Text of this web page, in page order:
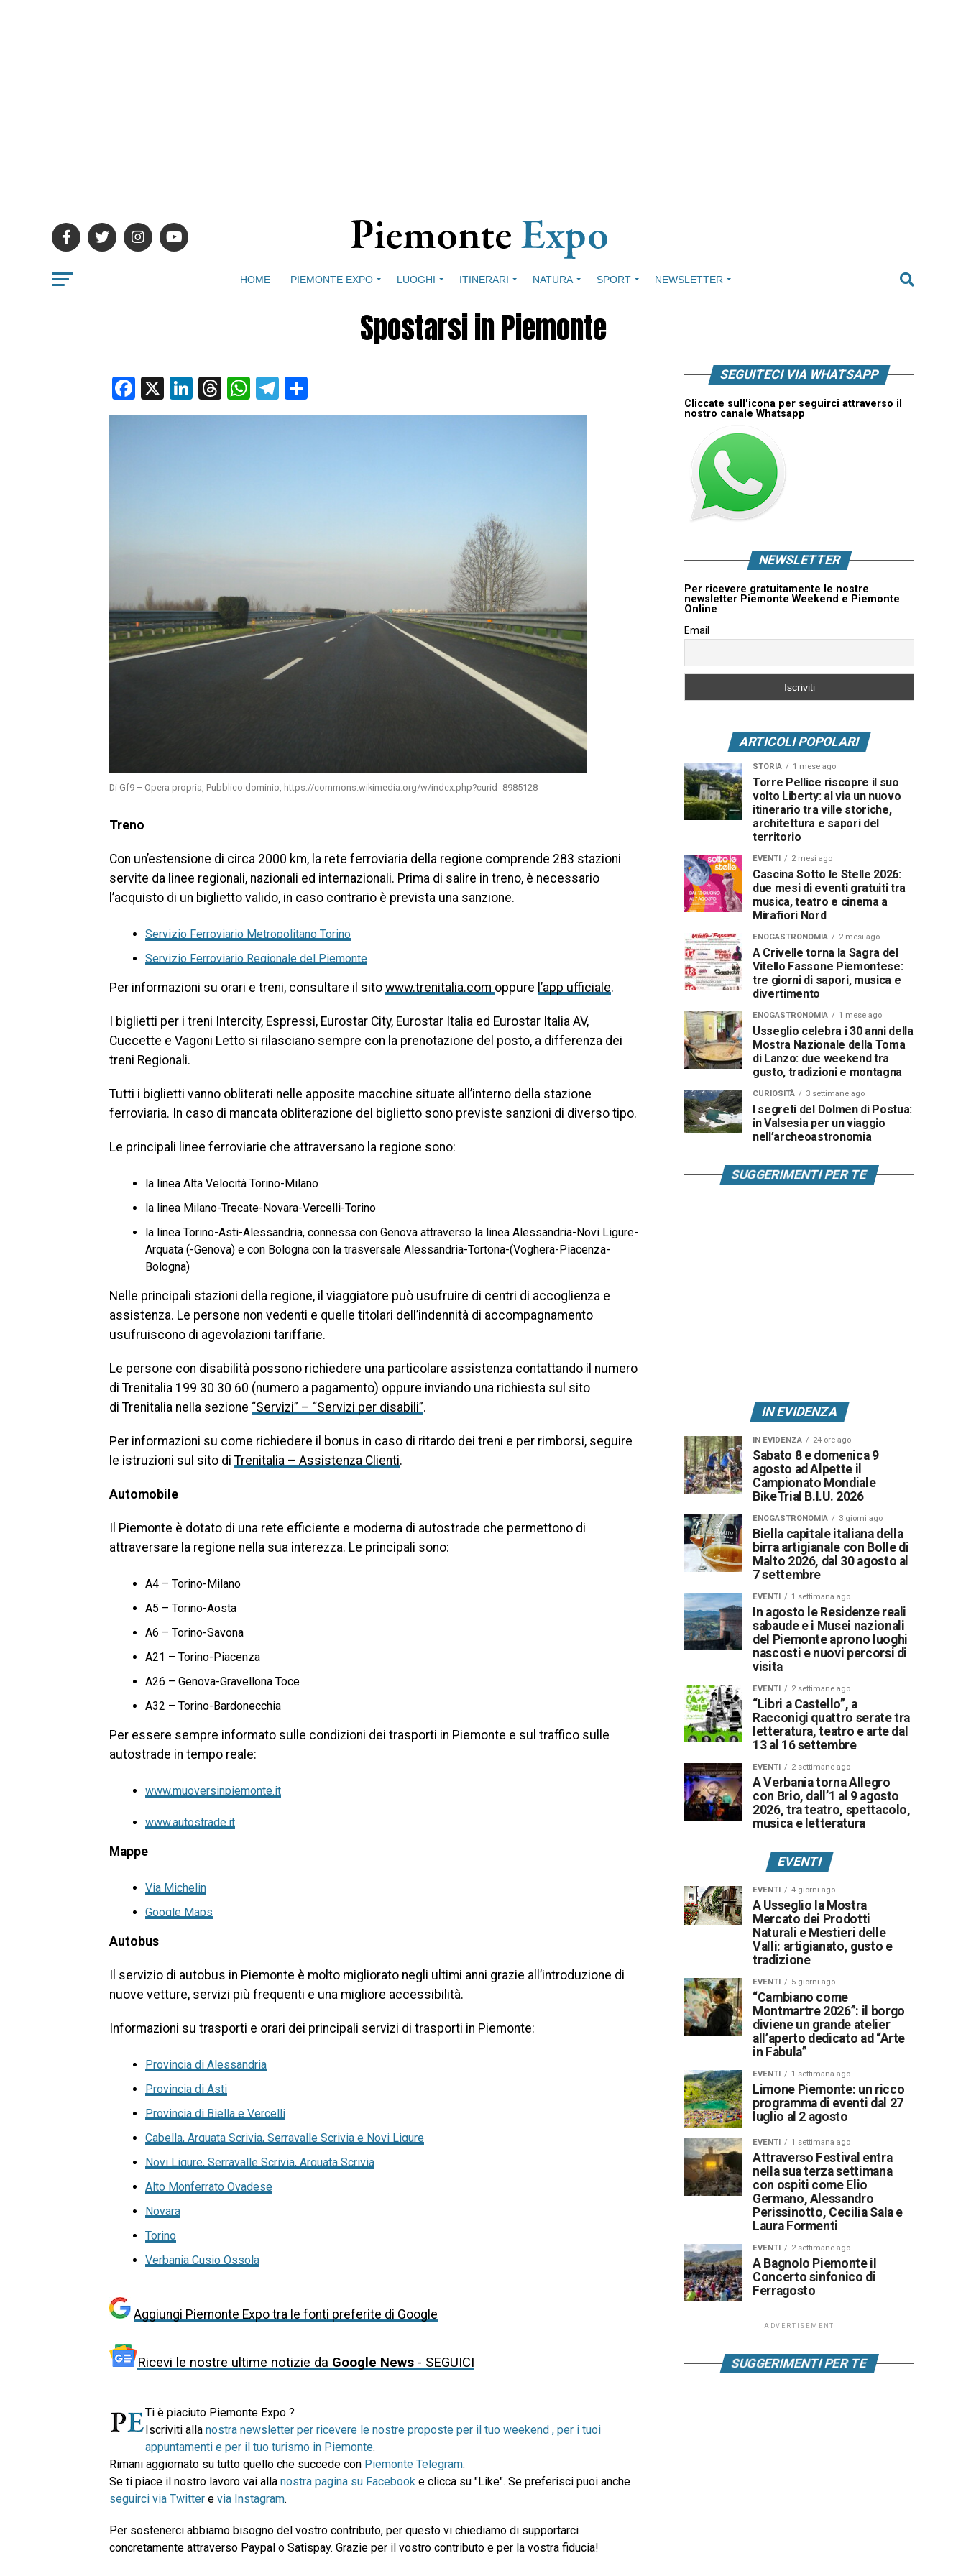
HOME PIEMONTE EXPO LUOGHI ITINERARI NATURA SPORT NEWSLETTER
Spostarsi in Piemonte
Facebook
X LinkedIn
Threads
WhatsApp
Telegram
Di Gf9 – Opera propria, Pubblico dominio, https://commons.wikimedia.org/w/index.php?curid=8985128
Treno
Con un’estensione di circa 2000 km, la rete ferroviaria della regione comprende 283 stazioni
servite da linee regionali, nazionali ed internazionali. Prima di salire in treno, è necessario
l’acquisto di un biglietto valido, in caso contrario è prevista una sanzione.
Servizio Ferroviario Metropolitano Torino
Servizio Ferroviario Regionale del Piemonte
Per informazioni su orari e treni, consultare il sito www.trenitalia.com oppure l’app ufficiale.
I biglietti per i treni Intercity, Espressi, Eurostar City, Eurostar Italia ed Eurostar Italia AV,
Cuccette e Vagoni Letto si rilasciano sempre con la prenotazione del posto, a differenza dei
treni Regionali.
Tutti i biglietti vanno obliterati nelle apposite macchine situate all’interno della stazione
ferroviaria. In caso di mancata obliterazione del biglietto sono previste sanzioni di diverso tipo.
Le principali linee ferroviarie che attraversano la regione sono:
la linea Alta Velocità Torino-Milano
la linea Milano-Trecate-Novara-Vercelli-Torino
la linea Torino-Asti-Alessandria, connessa con Genova attraverso la linea Alessandria-Novi Ligure-
Arquata (-Genova) e con Bologna con la trasversale Alessandria-Tortona-(Voghera-Piacenza-
Bologna)
Nelle principali stazioni della regione, il viaggiatore può usufruire di centri di accoglienza e
assistenza. Le persone non vedenti e quelle titolari dell’indennità di accompagnamento
usufruiscono di agevolazioni tariffarie.
Le persone con disabilità possono richiedere una particolare assistenza contattando il numero
di Trenitalia 199 30 30 60 (numero a pagamento) oppure inviando una richiesta sul sito
di Trenitalia nella sezione “Servizi” – “Servizi per disabili”.
Per informazioni su come richiedere il bonus in caso di ritardo dei treni e per rimborsi, seguire
le istruzioni sul sito di Trenitalia – Assistenza Clienti.
Automobile
Il Piemonte è dotato di una rete efficiente e moderna di autostrade che permettono di
attraversare la regione nella sua interezza. Le principali sono:
A4 – Torino-Milano
A5 – Torino-Aosta
A6 – Torino-Savona
A21 – Torino-Piacenza
A26 – Genova-Gravellona Toce
A32 – Torino-Bardonecchia
Per essere sempre informato sulle condizioni dei trasporti in Piemonte e sul traffico sulle
autostrade in tempo reale:
www.muoversinpiemonte.it
www.autostrade.it
Mappe
Via Michelin
Google Maps
Autobus
Il servizio di autobus in Piemonte è molto migliorato negli ultimi anni grazie all’introduzione di
nuove vetture, servizi più frequenti e una migliore accessibilità.
Informazioni su trasporti e orari dei principali servizi di trasporti in Piemonte:
Provincia di Alessandria
Provincia di Asti
Provincia di Biella e Vercelli
Cabella, Arquata Scrivia, Serravalle Scrivia e Novi Ligure
Novi Ligure, Serravalle Scrivia, Arquata Scrivia
Alto Monferrato Ovadese
Novara
Torino
Verbania Cusio Ossola
Aggiungi Piemonte Expo tra le fonti preferite di Google
Ricevi le nostre ultime notizie da Google News - SEGUICI
Ti è piaciuto Piemonte Expo ?
Iscriviti alla nostra newsletter per ricevere le nostre proposte per il tuo weekend , per i tuoi
appuntamenti e per il tuo turismo in Piemonte.
Rimani aggiornato su tutto quello che succede con Piemonte Telegram.
Se ti piace il nostro lavoro vai alla nostra pagina su Facebook e clicca su "Like". Se preferisci puoi anche
seguirci via Twitter e via Instagram.
Per sostenerci abbiamo bisogno del vostro contributo, per questo vi chiediamo di supportarci
concretamente attraverso Paypal o Satispay. Grazie per il vostro contributo e per la vostra fiducia!
SEGUITECI VIA WHATSAPP
Cliccate sull'icona per seguirci attraverso il
nostro canale Whatsapp
NEWSLETTER
Per ricevere gratuitamente le nostre
newsletter Piemonte Weekend e Piemonte
Online
Email
ARTICOLI POPOLARI
STORIA 1 mese ago
Torre Pellice riscopre il suo
volto Liberty: al via un nuovo
itinerario tra ville storiche,
architettura e sapori del
territorio
EVENTI 2 mesi ago
Cascina Sotto le Stelle 2026:
due mesi di eventi gratuiti tra
musica, teatro e cinema a
Mirafiori Nord
ENOGASTRONOMIA 2 mesi ago
A Crivelle torna la Sagra del
Vitello Fassone Piemontese:
tre giorni di sapori, musica e
divertimento
ENOGASTRONOMIA 1 mese ago
Usseglio celebra i 30 anni della
Mostra Nazionale della Toma
di Lanzo: due weekend tra
gusto, tradizioni e montagna
CURIOSITÀ 3 settimane ago
I segreti del Dolmen di Postua:
in Valsesia per un viaggio
nell’archeoastronomia
SUGGERIMENTI PER TE
IN EVIDENZA
IN EVIDENZA 24 ore ago
Sabato 8 e domenica 9
agosto ad Alpette il
Campionato Mondiale
BikeTrial B.I.U. 2026
ENOGASTRONOMIA 3 giorni ago
Biella capitale italiana della
birra artigianale con Bolle di
Malto 2026, dal 30 agosto al
7 settembre
EVENTI 1 settimana ago
In agosto le Residenze reali
sabaude e i Musei nazionali
del Piemonte aprono luoghi
nascosti e nuovi percorsi di
visita
EVENTI 2 settimane ago
“Libri a Castello”, a
Racconigi quattro serate tra
letteratura, teatro e arte dal
13 al 16 settembre
EVENTI 2 settimane ago
A Verbania torna Allegro
con Brio, dall’1 al 9 agosto
2026, tra teatro, spettacolo,
musica e letteratura
EVENTI
EVENTI 4 giorni ago
A Usseglio la Mostra
Mercato dei Prodotti
Naturali e Mestieri delle
Valli: artigianato, gusto e
tradizione
EVENTI 5 giorni ago
“Cambiano come
Montmartre 2026”: il borgo
diviene un grande atelier
all’aperto dedicato ad “Arte
in Fabula”
EVENTI 1 settimana ago
Limone Piemonte: un ricco
programma di eventi dal 27
luglio al 2 agosto
EVENTI 1 settimana ago
Attraverso Festival entra
nella sua terza settimana
con ospiti come Elio
Germano, Alessandro
Perissinotto, Cecilia Sala e
Laura Formenti
EVENTI 2 settimane ago
A Bagnolo Piemonte il
Concerto sinfonico di
Ferragosto
ADVERTISEMENT
SUGGERIMENTI PER TE